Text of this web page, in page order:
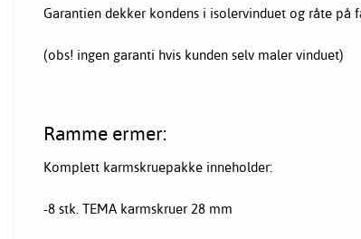
Garantien dekker kondens i isolervinduet og råte på
(obs! ingen garanti hvis kunden selv maler vinduet)
Ramme ermer:
Komplett karmskruepakke inneholder:
-8 stk. TEMA karmskruer 28 mm